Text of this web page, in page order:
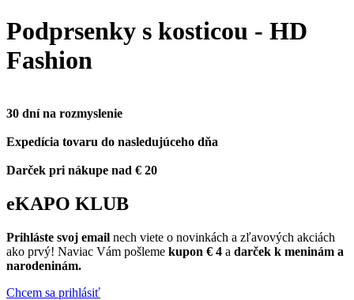
Podprsenky s kosticou - HD
Fashion
30 dní na rozmyslenie
Expedícia tovaru do nasledujúceho dňa
Darček pri nákupe nad € 20
eKAPO KLUB
Prihláste svoj email nech viete o novinkách a zľavových akciách
ako prvý! Naviac Vám pošleme kupon € 4 a darček k meninám a
narodeninám.
Chcem sa prihlásiť